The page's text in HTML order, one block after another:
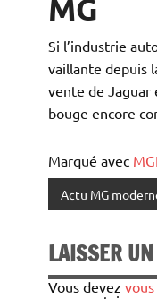
Si l’industrie
vaillante depuis
vente de Jaguar
bouge encore
Marqué avec
Actu MG
LAISSER
Vous devez